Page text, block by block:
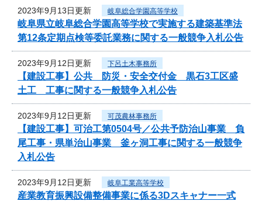
2023年9月13日更新 岐阜総合学園高等学校
岐阜県立岐阜総合学園高等学校で実施する建築基準法
第12条定期点検等委託業務に関する一般競争入札公告
2023年9月12日更新 下呂土木事務所
【建設工事】公共 防災・安全交付金 黒石3工区盛
土工 工事に関する一般競争入札公告
2023年9月12日更新 可茂農林事務所
【建設工事】可治工第0504号／公共予防治山事業 負
尾工事・県単治山事業 釜ヶ洞工事に関する一般競争
入札公告
2023年9月12日更新 岐阜工業高等学校
産業教育振興設備整備事業に係る3Dスキャナー一式